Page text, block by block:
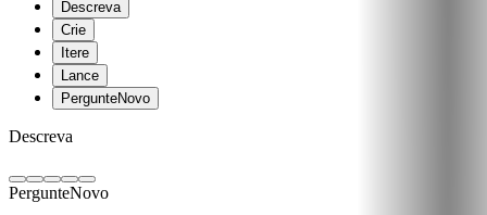
Descreva
Crie
Itere
Lance
PergunteNovo
Descreva
PergunteNovo